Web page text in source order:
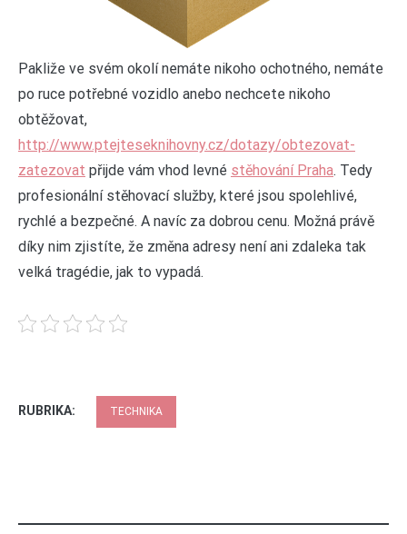
Pakliže ve svém okolí nemáte nikoho ochotného, nemáte
po ruce potřebné vozidlo anebo nechcete nikoho
obtěžovat,
http://www.ptejteseknihovny.cz/dotazy/obtezovat-
zatezovat přijde vám vhod levné stěhování Praha. Tedy
profesionální stěhovací služby, které jsou spolehlivé,
rychlé a bezpečné. A navíc za dobrou cenu. Možná právě
díky nim zjistíte, že změna adresy není ani zdaleka tak
velká tragédie, jak to vypadá.
RUBRIKA: TECHNIKA